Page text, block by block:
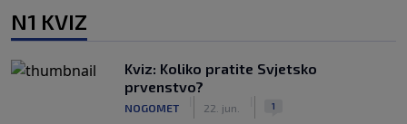
N1 KVIZ
Kviz: Koliko pratite Svjetsko
prvenstvo?
NOGOMET 22. jun. 1